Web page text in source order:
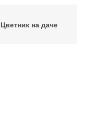
Цветник на даче